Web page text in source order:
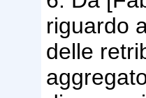
riguardo
delle